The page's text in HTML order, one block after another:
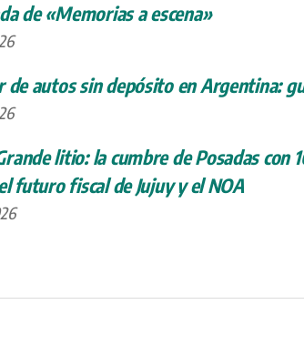
de «Memorias a escena»
de autos sin depósito en Argentina:
litio: la cumbre de Posadas con
futuro fiscal de Jujuy y el NOA